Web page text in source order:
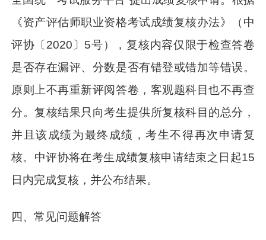
《资产评估师职业资格考试成绩复核办法》（中
评协〔2020〕5号），复核内容仅限于检查答卷
是否存在漏评、分数是否有错登或错加等错误。
原则上不再重新评阅答卷，客观题科目也不再查
分。复核结果只向考生提供所复核科目的总分，
并且该成绩为最终成绩，考生不得再次申请复
核。中评协将在考生成绩复核申请结束之日起15
日内完成复核，并公布结果。
四、常见问题解答